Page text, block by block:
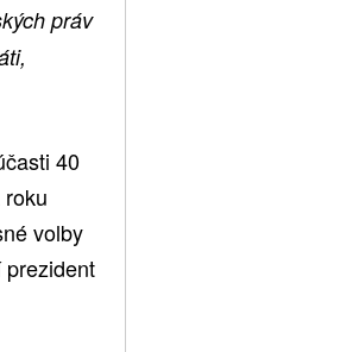
práv
40
volby